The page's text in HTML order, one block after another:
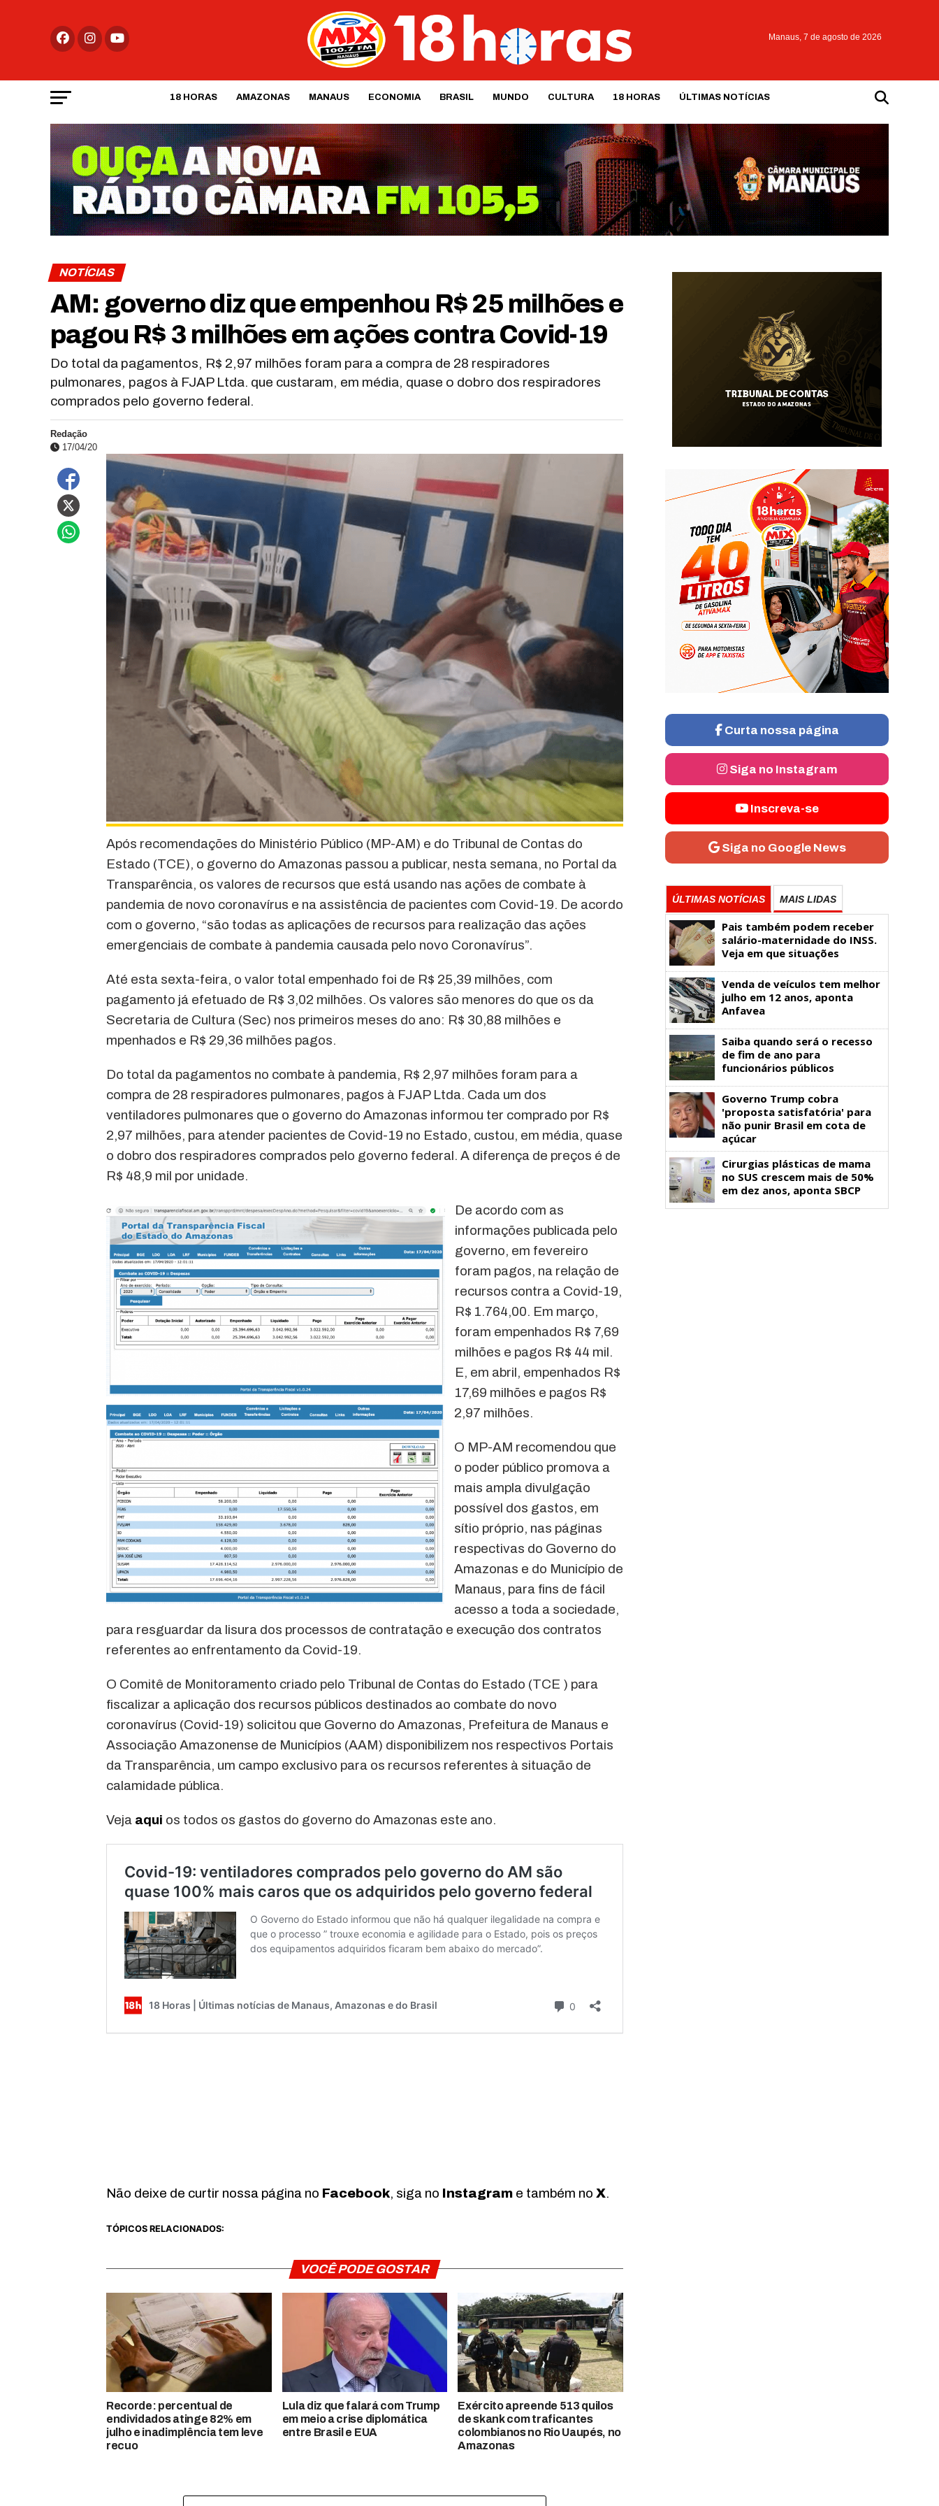
Manaus, 7 de agosto de 2026
18 HORAS AMAZONAS MANAUS ECONOMIA BRASIL MUNDO CULTURA 18 HORAS ÚLTIMAS NOTÍCIAS
NOTÍCIAS
AM: governo diz que empenhou R$ 25 milhões e
pagou R$ 3 milhões em ações contra Covid-19
Do total da pagamentos, R$ 2,97 milhões foram para a compra de 28 respiradores
pulmonares, pagos à FJAP Ltda. que custaram, em média, quase o dobro dos respiradores
comprados pelo governo federal.
Redação
17/04/20
Após recomendações do Ministério Público (MP-AM) e do Tribunal de Contas do
Estado (TCE), o governo do Amazonas passou a publicar, nesta semana, no Portal da
Transparência, os valores de recursos que está usando nas ações de combate à
pandemia de novo coronavírus e na assistência de pacientes com Covid-19. De acordo
com o governo, “são todas as aplicações de recursos para realização das ações
emergenciais de combate à pandemia causada pelo novo Coronavírus”.
Até esta sexta-feira, o valor total empenhado foi de R$ 25,39 milhões, com
pagamento já efetuado de R$ 3,02 milhões. Os valores são menores do que os da
Secretaria de Cultura (Sec) nos primeiros meses do ano: R$ 30,88 milhões e
mpenhados e R$ 29,36 milhões pagos.
Do total da pagamentos no combate à pandemia, R$ 2,97 milhões foram para a
compra de 28 respiradores pulmonares, pagos à FJAP Ltda. Cada um dos
ventiladores pulmonares que o governo do Amazonas informou ter comprado por R$
2,97 milhões, para atender pacientes de Covid-19 no Estado, custou, em média, quase
o dobro dos respiradores comprados pelo governo federal. A diferença de preços é de
R$ 48,9 mil por unidade.
De acordo com as
informações publicada pelo
governo, em fevereiro
foram pagos, na relação de
recursos contra a Covid-19,
R$ 1.764,00. Em março,
foram empenhados R$ 7,69
milhões e pagos R$ 44 mil.
E, em abril, empenhados R$
17,69 milhões e pagos R$
2,97 milhões.
O MP-AM recomendou que
o poder público promova a
mais ampla divulgação
possível dos gastos, em
sítio próprio, nas páginas
respectivas do Governo do
Amazonas e do Município de
Manaus, para fins de fácil
acesso a toda a sociedade,
para resguardar da lisura dos processos de contratação e execução dos contratos
referentes ao enfrentamento da Covid-19.
O Comitê de Monitoramento criado pelo Tribunal de Contas do Estado (TCE ) para
fiscalizar a aplicação dos recursos públicos destinados ao combate do novo
coronavírus (Covid-19) solicitou que Governo do Amazonas, Prefeitura de Manaus e
Associação Amazonense de Municípios (AAM) disponibilizem nos respectivos Portais
da Transparência, um campo exclusivo para os recursos referentes à situação de
calamidade pública.
Veja aqui os todos os gastos do governo do Amazonas este ano.
Não deixe de curtir nossa página no Facebook, siga no Instagram e também no X.
TÓPICOS RELACIONADOS:
VOCÊ PODE GOSTAR
Recorde: percentual de
endividados atinge 82% em
julho e inadimplência tem leve
recuo
Lula diz que falará com Trump
em meio a crise diplomática
entre Brasil e EUA
Exército apreende 513 quilos
de skank com traficantes
colombianos no Rio Uaupés, no
Amazonas
Curta nossa página
Siga no Instagram
Inscreva-se
Siga no Google News
ÚLTIMAS NOTÍCIAS MAIS LIDAS
Pais também podem receber
salário-maternidade do INSS.
Veja em que situações
Venda de veículos tem melhor
julho em 12 anos, aponta
Anfavea
Saiba quando será o recesso
de fim de ano para
funcionários públicos
Governo Trump cobra
'proposta satisfatória' para
não punir Brasil em cota de
açúcar
Cirurgias plásticas de mama
no SUS crescem mais de 50%
em dez anos, aponta SBCP